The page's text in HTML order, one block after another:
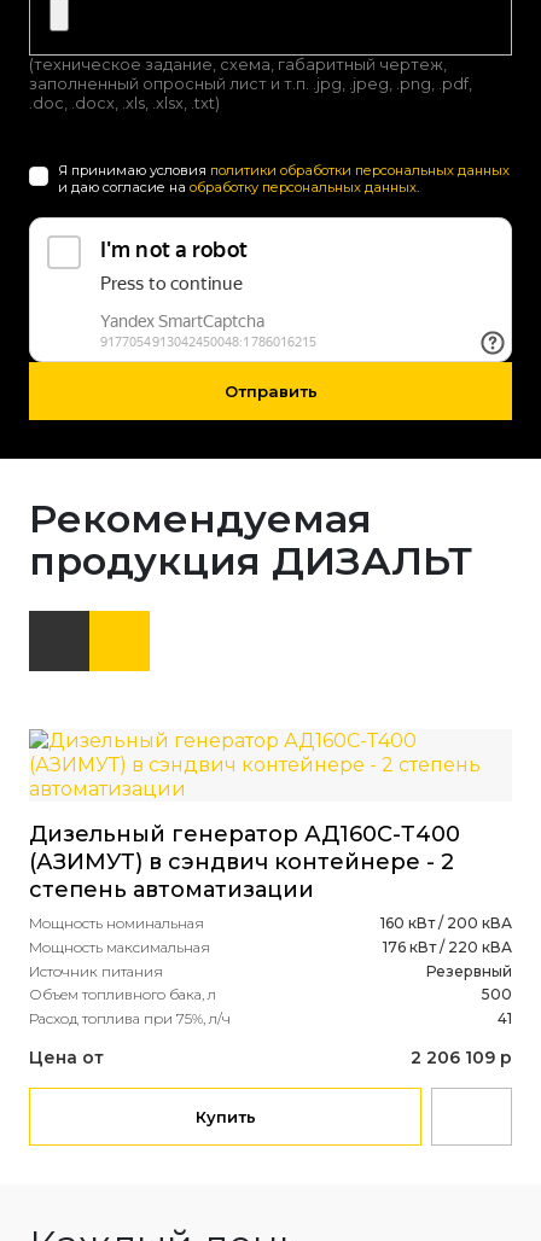
(техническое задание, схема, габаритный чертеж,
заполненный опросный лист и т.п. .jpg, .jpeg, .png, .pdf,
.doc, .docx, .xls, .xlsx, .txt)
Я принимаю условия политики обработки персональных данных
и даю согласие на обработку персональных данных.
Отправить
Рекомендуемая
продукция ДИЗАЛЬТ
Дизельный генератор АД160С-Т400
(АЗИМУТ) в сэндвич контейнере - 2
степень автоматизации
Мощность номинальная
160 кВт / 200 кВА
Мощность максимальная
176 кВт / 220 кВА
Источник питания
Резервный
Объем топливного бака, л
500
Расход топлива при 75%, л/ч
41
Цена от 2 206 109 р
Купить